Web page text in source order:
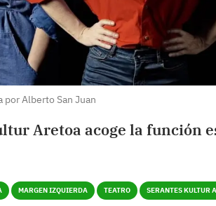
Alberto San Juan
Aretoa acoge la función
MARGEN IZQUIERDA TEATRO SERANTES KULTUR